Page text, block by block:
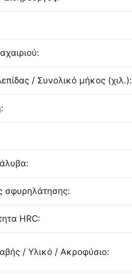
/ Συνολικό μήκος (χιλ.):
σφυρηλάτησης:
HRC:
/ Υλικό / Ακροφύσιο: